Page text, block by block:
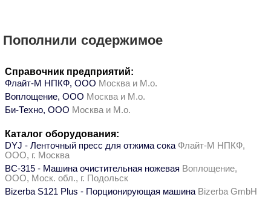
Пополнили содержимое
Справочник предприятий:
Флайт-М НПКФ, ООО Москва и М.о.
Воплощение, ООО Москва и М.о.
Би-Техно, ООО Москва и М.о.
Каталог оборудования:
DYJ - Ленточный пресс для отжима сока Флайт-М НПКФ,
ООО, г. Москва
ВС-315 - Машина очистительная ножевая Воплощение,
ООО, Моск. обл., г. Подольск
Bizerba S121 Plus - Порционирующая машина Bizerba GmbH